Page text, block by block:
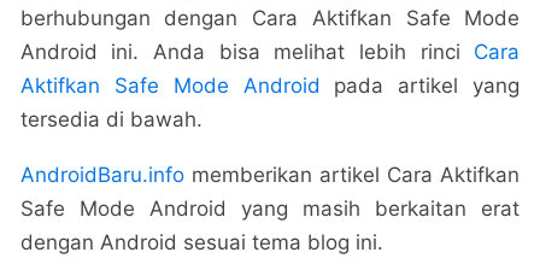
berhubungan dengan Cara Aktifkan Safe Mode
Android ini. Anda bisa melihat lebih rinci Cara
Aktifkan Safe Mode Android pada artikel yang
tersedia di bawah.
AndroidBaru.infomemberikan artikel Cara Aktifkan
Safe Mode Android yang masih berkaitan erat
dengan Android sesuai tema blog ini.